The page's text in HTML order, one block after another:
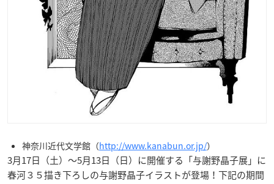
神奈川近代文学館（http://www.kanabun.or.jp/）
3月17日（土）～5月13日（日）に開催する「与謝野晶子展」に
春河３５描き下ろしの与謝野晶子イラストが登場！下記の期間